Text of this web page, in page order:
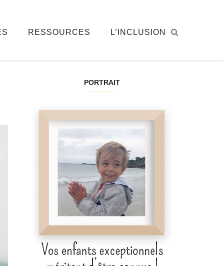
RESSOURCES L’INCLUSION
PORTRAIT